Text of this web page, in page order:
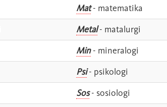
Mat- matematika
Metal- matalurgi
Min- mineralogi
Psi- psikologi
Sos- sosiologi